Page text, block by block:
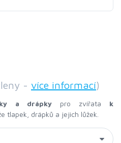
- více informací)
a drápky pro zvířata k
tlapek, drápků a jejich lůžek.